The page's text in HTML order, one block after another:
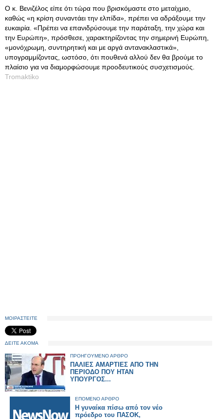
Ο κ. Βενιζέλος είπε ότι τώρα που βρισκόμαστε στο μεταίχμιο,
καθώς «η κρίση συναντάει την ελπίδα», πρέπει να αδράξουμε την
ευκαιρία. «Πρέπει να επανιδρύσουμε την παράταξη, την χώρα και
την Ευρώπη», πρόσθεσε, χαρακτηρίζοντας την σημερινή Ευρώπη,
«μονόχρωμη, συντηρητική και με αργά αντανακλαστικά»,
υπογραμμίζοντας, ωστόσο, ότι πουθενά αλλού δεν θα βρούμε το
πλαίσιο για να διαμορφώσουμε προοδευτικούς συσχετισμούς.
Tromaktiko
ΜΟΙΡΑΣΤΕΙΤΕ
ΔΕΙΤΕ ΑΚΟΜΑ
ΠΡΟΗΓΟΥΜΕΝΟ ΑΡΘΡΟ
ΠΑΛΙΕΣ ΑΜΑΡΤΙΕΣ ΑΠΟ ΤΗΝ
ΠΕΡΙΟΔΟ ΠΟΥ ΗΤΑΝ
ΥΠΟΥΡΓΟΣ...
ΕΠΟΜΕΝΟ ΑΡΘΡΟ
Η γυναίκα πίσω από τον νέο
πρόεδρο του ΠΑΣΟΚ,